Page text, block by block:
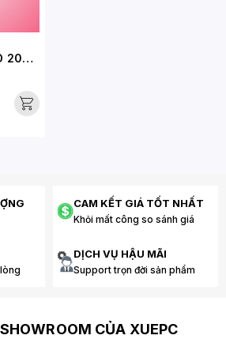
CAM KẾT GIÁ TỐT NHẤT
Khỏi mất công so sánh giá
DỊCH VỤ HẬU MÃI
Support trọn đời sản phẩm
CỦA XUEPC